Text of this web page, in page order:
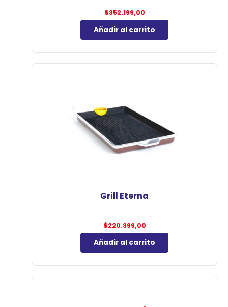
$352.199,00
Añadir al carrito
Grill Eterna
$220.399,00
Añadir al carrito